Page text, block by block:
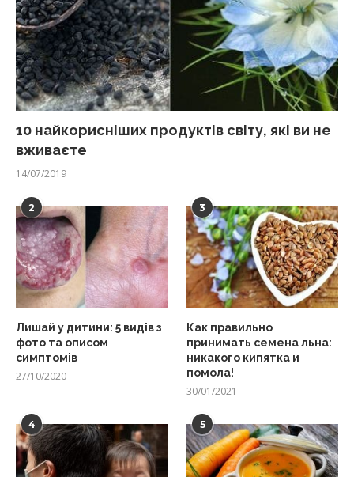
10 найкорисніших продуктів світу, які ви не
вживаєте
14/07/2019
2
Лишай у дитини: 5 видів з
фото та описом
симптомів
27/10/2020
3
Как правильно
принимать семена льна:
никакого кипятка и
помола!
30/01/2021
4 5